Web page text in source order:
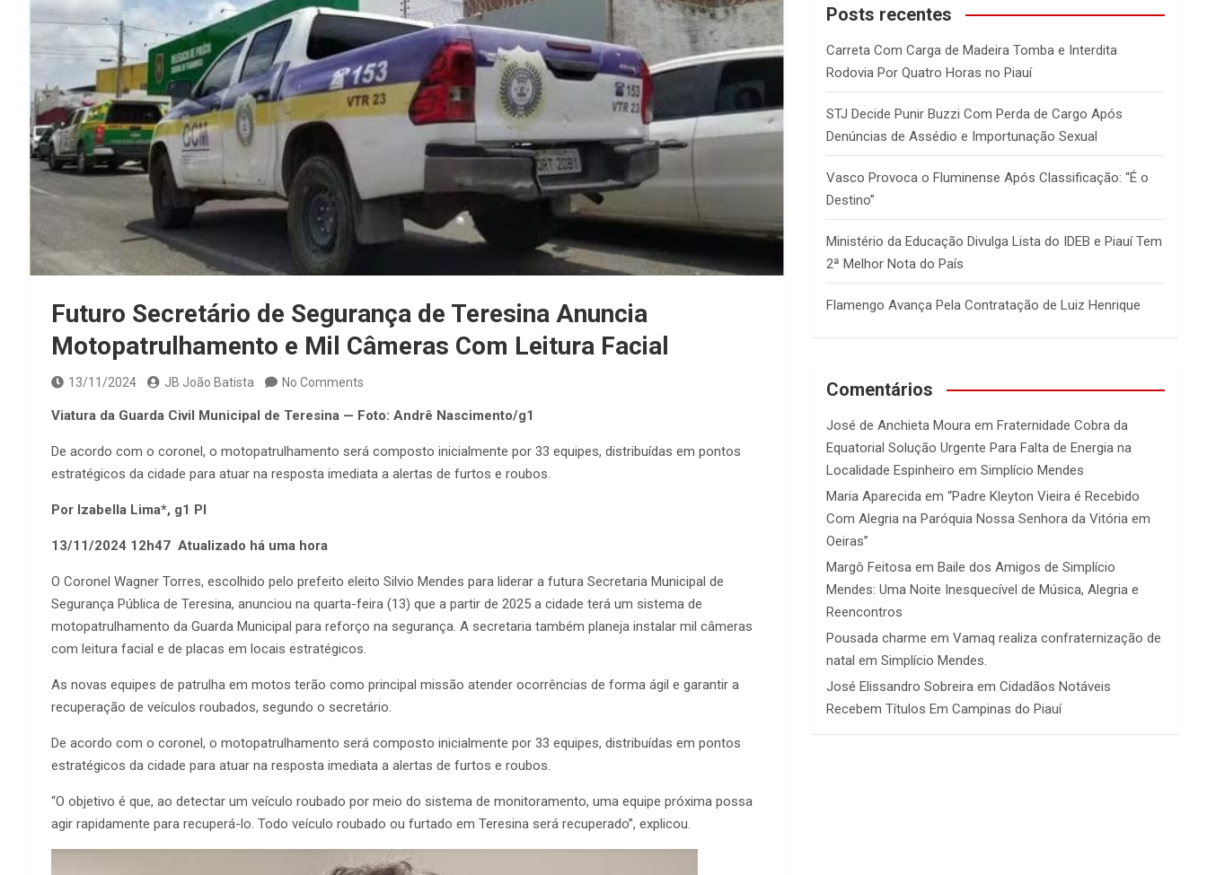
Futuro Secretário de Segurança de Teresina Anuncia
Motopatrulhamento e Mil Câmeras Com Leitura Facial
13/11/2024 JB João Batista No Comments
Viatura da Guarda Civil Municipal de Teresina — Foto: Andrê Nascimento/g1
De acordo com o coronel, o motopatrulhamento será composto inicialmente por 33 equipes, distribuídas em pontos
estratégicos da cidade para atuar na resposta imediata a alertas de furtos e roubos.
Por Izabella Lima*, g1 PI
13/11/2024 12h47 Atualizado há uma hora
O Coronel Wagner Torres, escolhido pelo prefeito eleito Silvio Mendes para liderar a futura Secretaria Municipal de
Segurança Pública de Teresina, anunciou na quarta-feira (13) que a partir de 2025 a cidade terá um sistema de
motopatrulhamento da Guarda Municipal para reforço na segurança. A secretaria também planeja instalar mil câmeras
com leitura facial e de placas em locais estratégicos.
As novas equipes de patrulha em motos terão como principal missão atender ocorrências de forma ágil e garantir a
recuperação de veículos roubados, segundo o secretário.
De acordo com o coronel, o motopatrulhamento será composto inicialmente por 33 equipes, distribuídas em pontos
estratégicos da cidade para atuar na resposta imediata a alertas de furtos e roubos.
“O objetivo é que, ao detectar um veículo roubado por meio do sistema de monitoramento, uma equipe próxima possa
agir rapidamente para recuperá-lo. Todo veículo roubado ou furtado em Teresina será recuperado”, explicou.
c
Posts recentes
Carreta Com Carga de Madeira Tomba e Interdita
Rodovia Por Quatro Horas no Piauí
STJ Decide Punir Buzzi Com Perda de Cargo Após
Denúncias de Assédio e Importunação Sexual
Vasco Provoca o Fluminense Após Classificação: “É o
Destino”
Ministério da Educação Divulga Lista do IDEB e Piauí Tem
2ª Melhor Nota do País
Flamengo Avança Pela Contratação de Luiz Henrique
Comentários
José de Anchieta Moura emFraternidade Cobra da
Equatorial Solução Urgente Para Falta de Energia na
Localidade Espinheiro em Simplício Mendes
Maria Aparecida em“Padre Kleyton Vieira é Recebido
Com Alegria na Paróquia Nossa Senhora da Vitória em
Oeiras”
Margô Feitosa emBaile dos Amigos de Simplício
Mendes: Uma Noite Inesquecível de Música, Alegria e
Reencontros
Pousada charme emVamaq realiza confraternização de
natal em Simplício Mendes.
José Elissandro Sobreira emCidadãos Notáveis
Recebem Títulos Em Campinas do Piauí